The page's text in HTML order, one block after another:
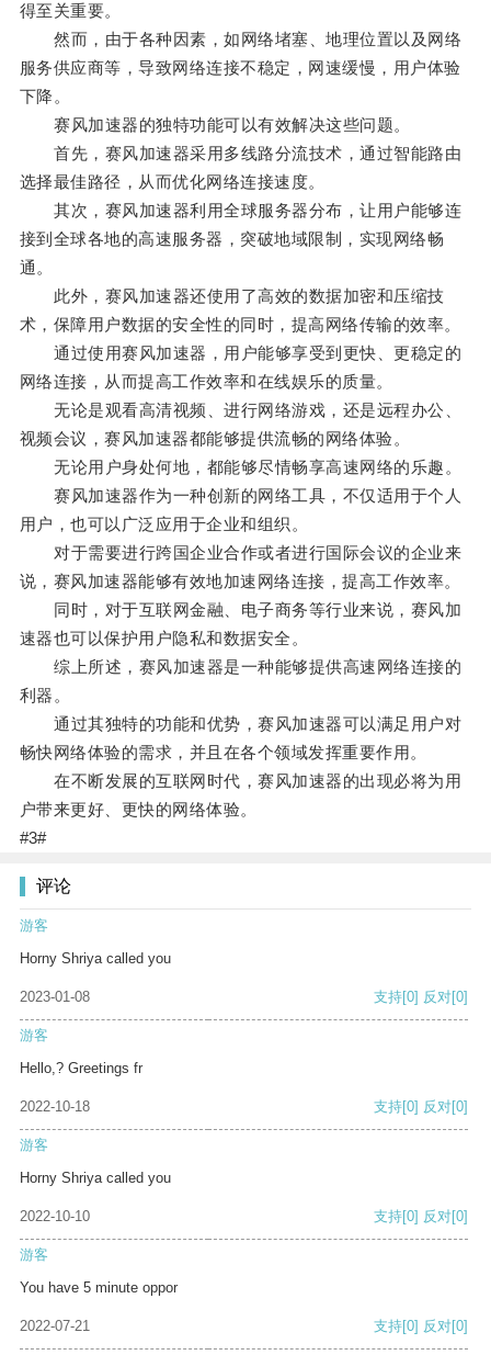
得至关重要。
然而，由于各种因素，如网络堵塞、地理位置以及网络
服务供应商等，导致网络连接不稳定，网速缓慢，用户体验
下降。
赛风加速器的独特功能可以有效解决这些问题。
首先，赛风加速器采用多线路分流技术，通过智能路由
选择最佳路径，从而优化网络连接速度。
其次，赛风加速器利用全球服务器分布，让用户能够连
接到全球各地的高速服务器，突破地域限制，实现网络畅
通。
此外，赛风加速器还使用了高效的数据加密和压缩技
术，保障用户数据的安全性的同时，提高网络传输的效率。
通过使用赛风加速器，用户能够享受到更快、更稳定的
网络连接，从而提高工作效率和在线娱乐的质量。
无论是观看高清视频、进行网络游戏，还是远程办公、
视频会议，赛风加速器都能够提供流畅的网络体验。
无论用户身处何地，都能够尽情畅享高速网络的乐趣。
赛风加速器作为一种创新的网络工具，不仅适用于个人
用户，也可以广泛应用于企业和组织。
对于需要进行跨国企业合作或者进行国际会议的企业来
说，赛风加速器能够有效地加速网络连接，提高工作效率。
同时，对于互联网金融、电子商务等行业来说，赛风加
速器也可以保护用户隐私和数据安全。
综上所述，赛风加速器是一种能够提供高速网络连接的
利器。
通过其独特的功能和优势，赛风加速器可以满足用户对
畅快网络体验的需求，并且在各个领域发挥重要作用。
在不断发展的互联网时代，赛风加速器的出现必将为用
户带来更好、更快的网络体验。
#3#
评论
游客
Horny Shriya called you
2023-01-08 支持[0] 反对[0]
游客
Hello,? Greetings fr
2022-10-18 支持[0] 反对[0]
游客
Horny Shriya called you
2022-10-10 支持[0] 反对[0]
游客
You have 5 minute oppor
2022-07-21 支持[0] 反对[0]